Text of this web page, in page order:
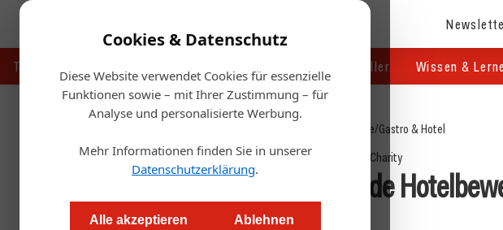
Cookies & Datenschutz
Diese Website verwendet Cookies für essenzielle
Funktionen sowie – mit Ihrer Zustimmung – für
Analyse und personalisierte Werbung.
Mehr Informationen finden Sie in unserer
Datenschutzerklärung.
Alle akzeptieren Ablehnen
Touristik Handel & Hersteller Wissen &
Startseite/Gastro & Hotel
Charity
Zehn Euro für jede